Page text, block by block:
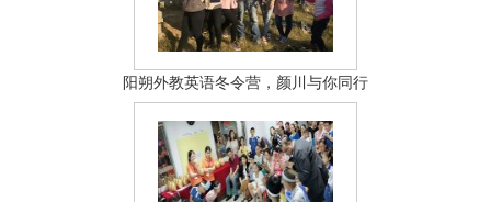
阳朔外教英语冬令营，颜川与你同行